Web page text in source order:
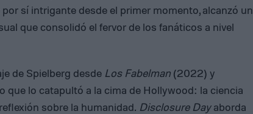
sí intrigante desde el primer momento, alcanzó un
que consolidó el fervor de los fanáticos a nivel
de Spielberg desde Los Fabelman (2022) y
que lo catapultó a la cima de Hollywood: la ciencia
sobre la humanidad. Disclosure Dayaborda